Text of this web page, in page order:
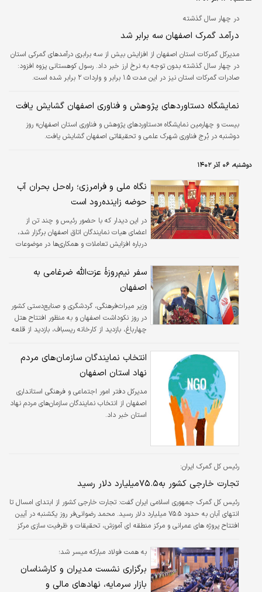
در چهار سال گذشته
درآمد گمرک اصفهان سه برابر شد
مدیرکل گمرکات استان اصفهان از افزایش بیش از سه برابری درآمدهای گمرکی استان
در چهار سال گذشته بدون توجه به نرخ ارز خبر داد. رسول کوهستانی پزوه افزود:‌
صادرات گمرکات استان نیز در این مدت ۱.۵ برابر و واردات ۲ برابر شده است.
نمایشگاه دستاوردهای پژوهش و فناوری اصفهان گشایش یافت
بیست و چهارمین نمایشگاه «دستاوردهای پژوهش و فناوری استان اصفهان» روز
دوشنبه در بُرج فناوری شهرک علمی و تحقیقاتی اصفهان گشایش یافت.
دوشنبه، ۰۶ آذر ۱۴۰۲
نگاه ملی و فرامرزی؛ راه‌حل بحران آب
حوضه زاینده‌رود است
در این دیدار که با حضور رئیس و چند تن از
اعضای هیات نمایندگان اتاق اصفهان برگزار شد،
درباره افزایش تعاملات و همکاری‌ها در موضوعات
سفر نیم‌روزۀ عزت‌الله ضرغامی به
اصفهان
وزیر میراث‌فرهنگی، گردشگری و صنایع‌دستی کشور
در روز نکوداشت اصفهان و به منظور افتتاح هتل
چهارباغ، بازدید از کارخانه ریسباف، بازدید از قلعه
پارتاک در شهرستان شاهین شهر به استان اصفهان
سفر کرد.
انتخاب نمایندگان سازمان‌های مردم
نهاد استان اصفهان
مدیرکل دفتر امور اجتماعی و فرهنگی استانداری
اصفهان از انتخاب نمایندگان سازمان‌های مردم نهاد
استان خبر داد.
رئیس کل گمرک ایران:
تجارت خارجی کشور به۷۵.۵میلیارد دلار رسید
رئیس کل گمرک جمهوری اسلامی ایران گفت: تجارت خارجی کشور از ابتدای امسال تا
انتهای آبان به حدود ۷۵.۵ میلیارد دلار رسید. محمد رضوانی‌فر روز یکشنبه در آیین
افتتاح پروژه های عمرانی و مرکز منطقه ای آموزش، تحقیقات و ظرفیت سازی مرکز
و به تقریب ۱۱۵ میلیون تن کالا وارد و صادر شده و عملیات تشریفات گمرکی آن انجام
شده است.
به همت فولاد مبارکه میسر شد؛
برگزاری نشست مدیران و کارشناسان
بازار سرمایه، نهادهای مالی و